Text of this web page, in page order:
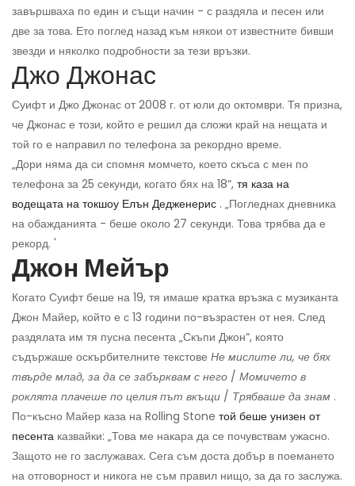
завършваха по един и същи начин - с раздяла и песен или
две за това. Ето поглед назад към някои от известните бивши
звезди и няколко подробности за тези връзки.
Джо Джонас
Суифт и Джо Джонас от 2008 г. от юли до октомври. Тя призна,
че Джонас е този, който е решил да сложи край на нещата и
той го е направил по телефона за рекордно време.
„Дори няма да си спомня момчето, което скъса с мен по
телефона за 25 секунди, когато бях на 18“, тя каза на
водещата на токшоу Елън Дедженерис . „Погледнах дневника
на обажданията - беше около 27 секунди. Това трябва да е
рекорд. '
Джон Мейър
Когато Суифт беше на 19, тя имаше кратка връзка с музиканта
Джон Майер, който е с 13 години по-възрастен от нея. След
раздялата им тя пусна песента „Скъпи Джон“, която
съдържаше оскърбителните текстове Не мислите ли, че бях
твърде млад, за да се забърквам с него / Момичето в
роклята плачеше по целия път вкъщи / Трябваше да знам .
По-късно Майер каза на Rolling Stone той беше унизен от
песента казвайки: „Това ме накара да се почувствам ужасно.
Защото не го заслужавах. Сега съм доста добър в поемането
на отговорност и никога не съм правил нищо, за да го заслужа.